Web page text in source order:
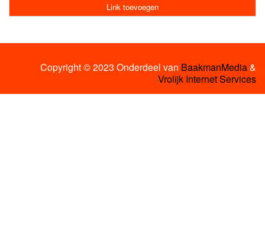
Link toevoegen
Copyright © 2023 Onderdeel van BaakmanMedia&
Vrolijk Internet Services